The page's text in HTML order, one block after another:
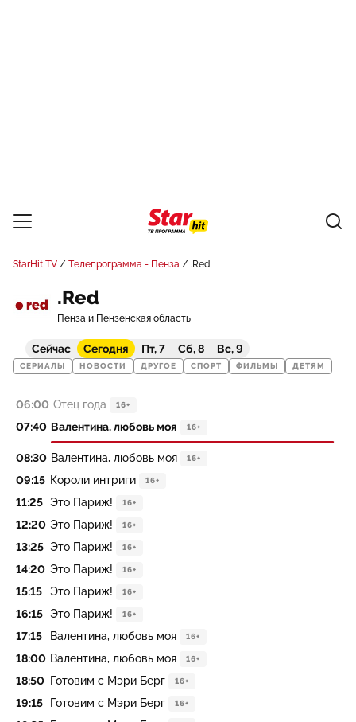
StarHit TV Телепрограмма - Пенза .Red
.Red
Пенза и Пензенская область
Сейчас Сегодня Пт, 7 Сб, 8 Вс, 9
СЕРИАЛЫ НОВОСТИ ДРУГОЕ СПОРТ ФИЛЬМЫ ДЕТЯМ
06:00 Отец года 16+
07:40 Валентина, любовь моя 16+
08:30 Валентина, любовь моя 16+
09:15 Короли интриги 16+
11:25 Это Париж! 16+
12:20 Это Париж! 16+
13:25 Это Париж! 16+
14:20 Это Париж! 16+
15:15 Это Париж! 16+
16:15 Это Париж! 16+
17:15 Валентина, любовь моя 16+
18:00 Валентина, любовь моя 16+
18:50 Готовим с Мэри Берг 16+
19:15 Готовим с Мэри Берг 16+